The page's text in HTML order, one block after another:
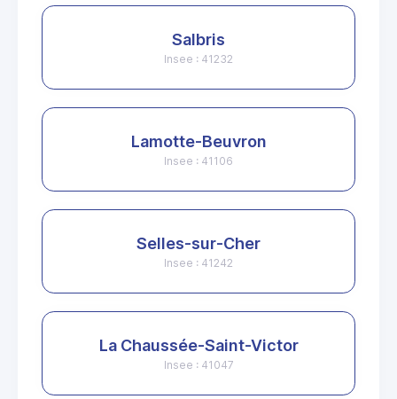
Salbris
Insee : 41232
Lamotte-Beuvron
Insee : 41106
Selles-sur-Cher
Insee : 41242
La Chaussée-Saint-Victor
Insee : 41047